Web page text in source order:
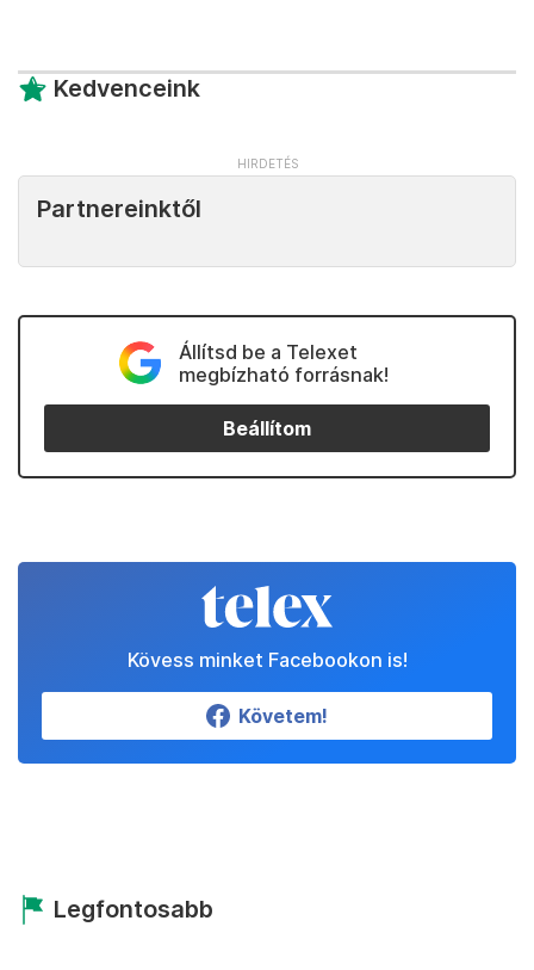
Kedvenceink
Partnereinktől
Állítsd be a Telexet
megbízható forrásnak!
Beállítom
Kövess minket Facebookon is!
Követem!
Legfontosabb